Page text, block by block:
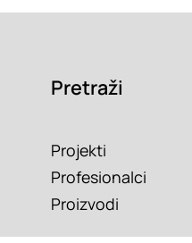
Pretraži
Projekti
Profesionalci
Proizvodi